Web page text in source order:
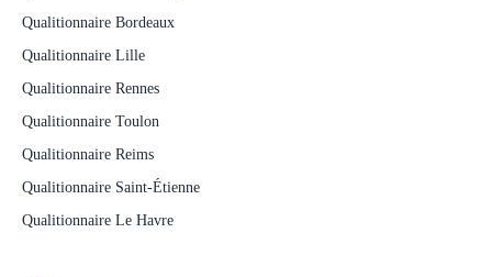
Qualitionnaire Bordeaux
Qualitionnaire Lille
Qualitionnaire Rennes
Qualitionnaire Toulon
Qualitionnaire Reims
Qualitionnaire Saint-Étienne
Qualitionnaire Le Havre